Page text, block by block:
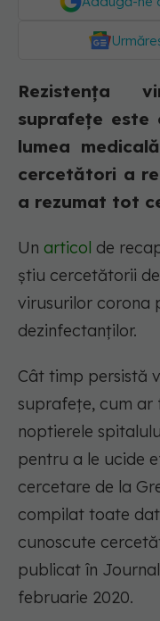
Rezistența
suprafețe este
lumea
cercetători a
a rezumat tot
Un articol de
știu cercetătorii
virusurilor corona
dezinfectanților.
Cât timp persistă
suprafețe, cum ar
noptierele
pentru a le ucide
cercetare de la
compilat toate
cunoscute
publicat în
februarie 2020.